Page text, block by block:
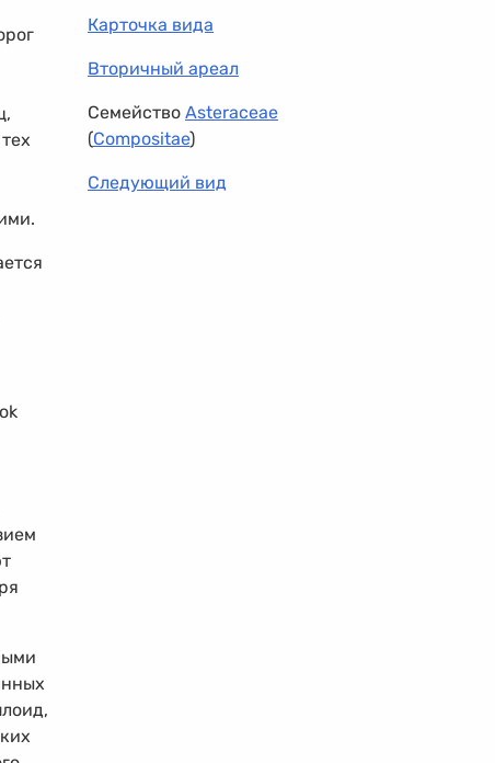
Карточка вида
Вторичный ареал
Семейство Asteraceae
(Compositae)
Следующий вид